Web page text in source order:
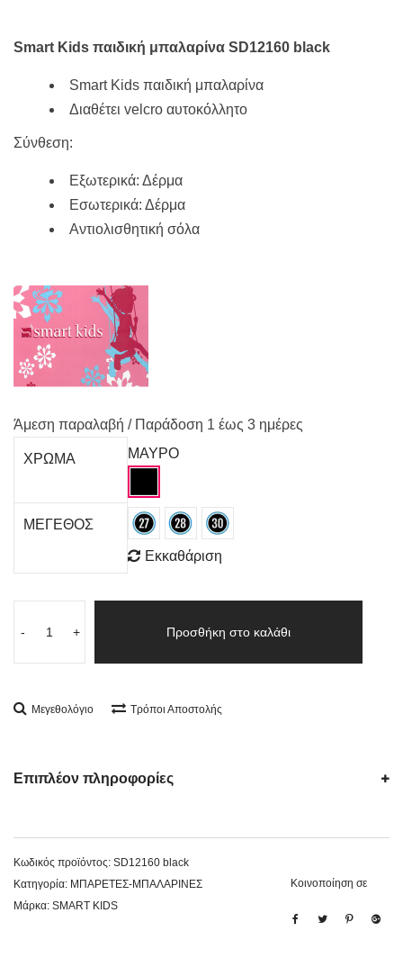
29,20€.
Smart Kids παιδική μπαλαρίνα SD12160 black
Smart Kids παιδική μπαλαρίνα
Διαθέτει velcro αυτοκόλλητο
Σύνθεση:
Εξωτερικά: Δέρμα
Εσωτερικά: Δέρμα
Αντιολισθητική σόλα
Άμεση παραλαβή / Παράδoση 1 έως 3 ημέρες
ΧΡΩΜΑ ΜΑΥΡΟ
ΜΕΓΕΘΟΣ
Εκκαθάριση
- + Προσθήκη στο καλάθι
Μεγεθολόγιο Τρόποι Αποστολής
Επιπλέον πληροφορίες
Κωδικός προϊόντος: SD12160 black
Κατηγορία: ΜΠΑΡΕΤΕΣ-ΜΠΑΛΑΡΙΝΕΣ
Μάρκα: SMART KIDS
Κοινοποίηση σε